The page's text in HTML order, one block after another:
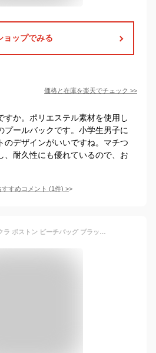
ョップでみる
価格と在庫を楽天でチェック >>
すか。ポリエステル素材を使用し
プールバックです。小学生男子に
のデザインがいいですね。マチつ
、耐久性にも優れているので、お
すめコメント (1件) >
ニシオ(Nishio) マイクラ ボストン ビーチバッグ ブラック E8530YB-N9